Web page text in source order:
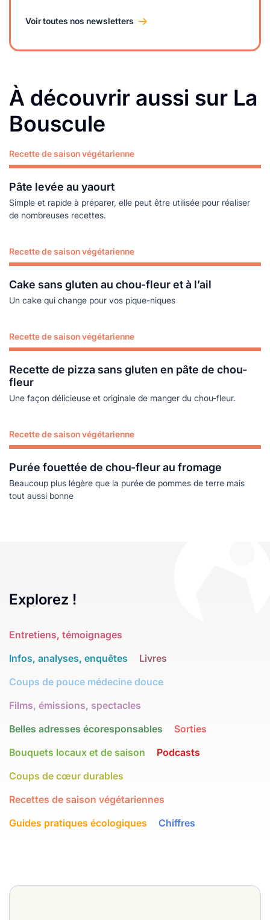
Voir toutes nos newsletters
À découvrir aussi sur La
Bouscule
Recette de saison végétarienne
Pâte levée au yaourt
Simple et rapide à préparer, elle peut être utilisée pour réaliser
de nombreuses recettes.
Lire plus
Recette de saison végétarienne
Cake sans gluten au chou-fleur et à l’ail
Un cake qui change pour vos pique-niques
Lire plus
Recette de saison végétarienne
Recette de pizza sans gluten en pâte de chou-
fleur
Une façon délicieuse et originale de manger du chou-fleur.
Lire plus
Recette de saison végétarienne
Purée fouettée de chou-fleur au fromage
Beaucoup plus légère que la purée de pommes de terre mais
tout aussi bonne
Lire plus
Explorez !
Entretiens, témoignages
Infos, analyses, enquêtes
Livres
Coups de pouce médecine douce
Films, émissions, spectacles
Belles adresses écoresponsables
Sorties
Bouquets locaux et de saison
Podcasts
Coups de cœur durables
Recettes de saison végétariennes
Guides pratiques écologiques
Chiffres